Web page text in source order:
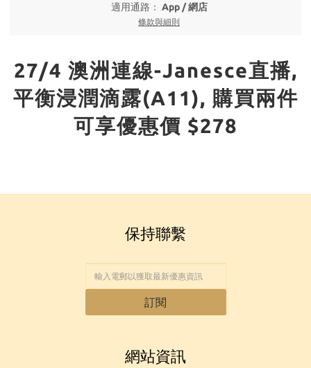
適用通路： App / 網店
條款與細則
27/4 澳洲連線-Janesce直播,
平衡浸潤滴露(A11), 購買兩件
可享優惠價 $278
保持聯繫
訂閱
網站資訊